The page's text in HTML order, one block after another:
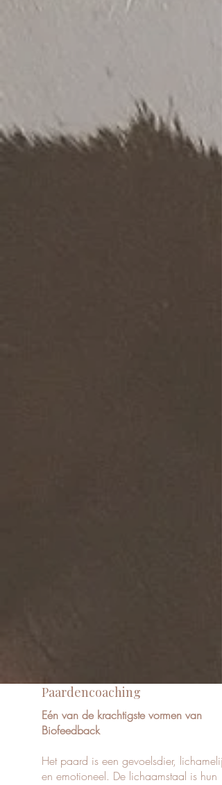
Paardencoaching
Eén van de krachtigste vormen van
Biofeedback
Het paard is een gevoelsdier, lichamelijk
en emotioneel. De lichaamstaal is hun